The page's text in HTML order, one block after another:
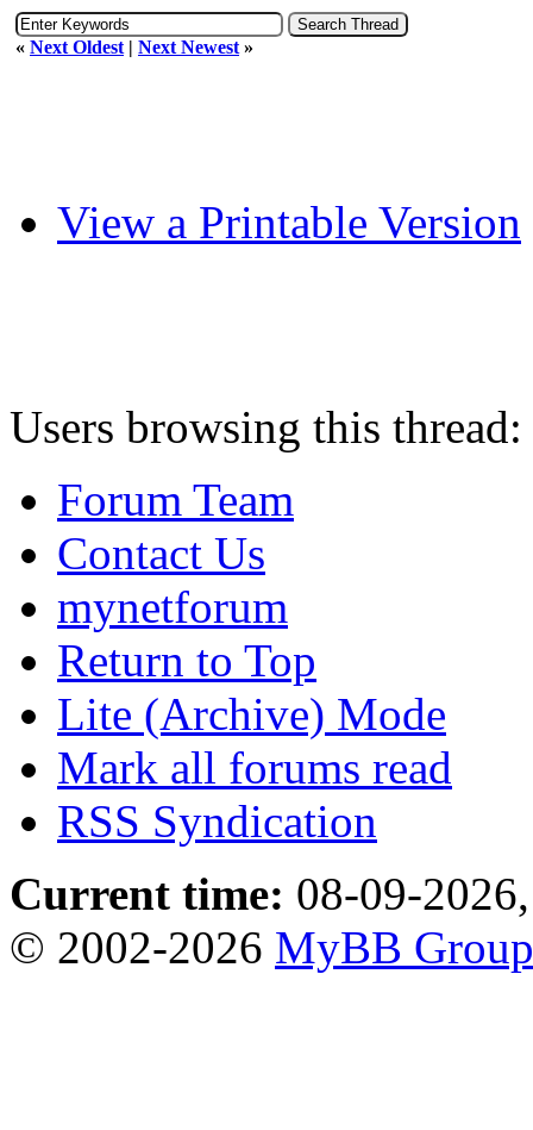
« Next Oldest | Next Newest »
View a Printable Version
Users browsing this
Forum Team
Contact Us
mynetforum
Return to Top
Lite (Archive) Mode
Mark all forums read
RSS Syndication
Current time: 08-09-
© 2002-2026 MyBB Group